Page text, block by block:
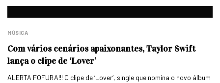
MÚSICA
Com vários cenários apaixonantes, Taylor Swift
lança o clipe de ‘Lover’
ALERTA FOFURA!!! O clipe de ‘Lover‘, single que nomina o novo álbum